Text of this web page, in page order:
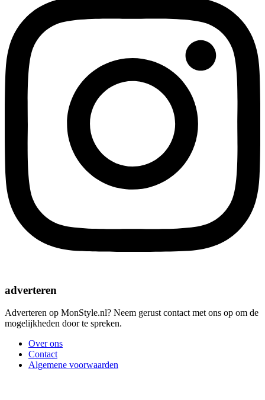
adverteren
Adverteren op MonStyle.nl? Neem gerust contact met ons op om de
mogelijkheden door te spreken.
Over ons
Contact
Algemene voorwaarden